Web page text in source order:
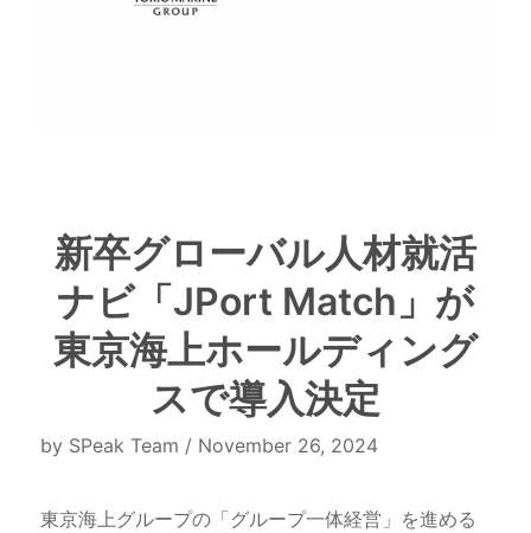
新卒グローバル人材就活
ナビ「JPort Match」が
東京海上ホールディング
スで導入決定
by SPeak Team / November 26, 2024
東京海上グループの「グループ一体経営」を進める